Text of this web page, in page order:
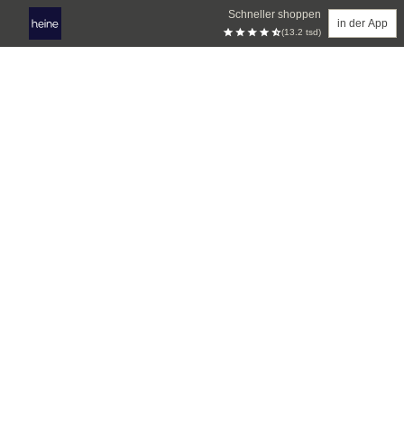
Schneller shoppen
(13.2 tsd)
in der App